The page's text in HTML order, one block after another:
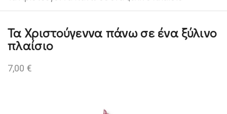
Τα Χριστούγεννα πάνω σε ένα ξύλινο
πλαίσιο
7,00 €